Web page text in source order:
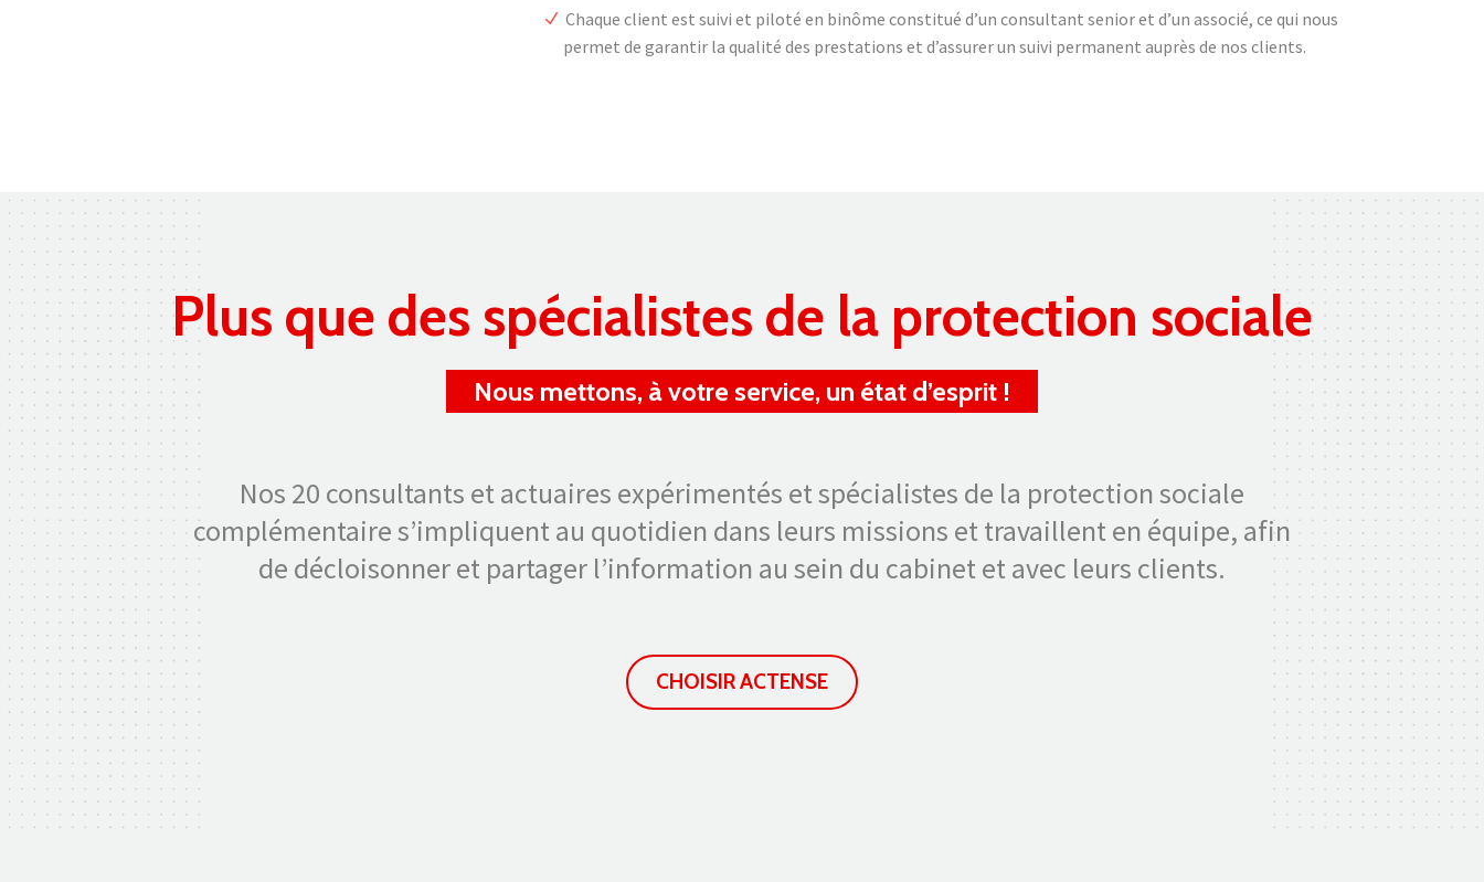
Chaque client est suivi et piloté en binôme constitué d’un consultant senior et d’un associé, ce qui nous
permet de garantir la qualité des prestations et d’assurer un suivi permanent auprès de nos clients.
Plus que des spécialistes de la protection sociale
Nous mettons, à votre service, un état d’esprit !
Nos 20 consultants et actuaires expérimentés et spécialistes de la protection sociale
complémentaire s’impliquent au quotidien dans leurs missions et travaillent en équipe, afin
de décloisonner et partager l’information au sein du cabinet et avec leurs clients.
CHOISIR ACTENSE